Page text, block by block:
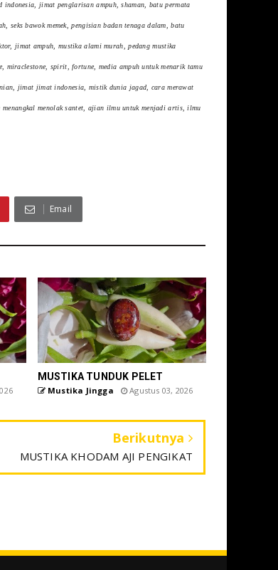
jimat penglarisan ampuh, shaman, batu permata
seks bawok memek, pengisian badan tenaga dalam, batu
jimat ampuh, mustika alami murah, pedang mustika
miraclestone, spirit, fortune, media ampuh untuk menarik tamu
jimat jimat indonesia, mistik dunia jagad, cara merawat
menangkal menolak santet, ajian ilmu untuk menjadi artis, ilmu
Email
MUSTIKA TUNDUK PELET
Mustika Jingga Agustus 03, 2026
Berikutnya
MUSTIKA KHODAM AJI PENGIKAT